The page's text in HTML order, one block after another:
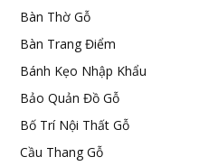
Bàn Thờ Gỗ
Bàn Trang Điểm
Bánh Kẹo Nhập Khẩu
Bảo Quản Đồ Gỗ
Bố Trí Nội Thất Gỗ
Cầu Thang Gỗ